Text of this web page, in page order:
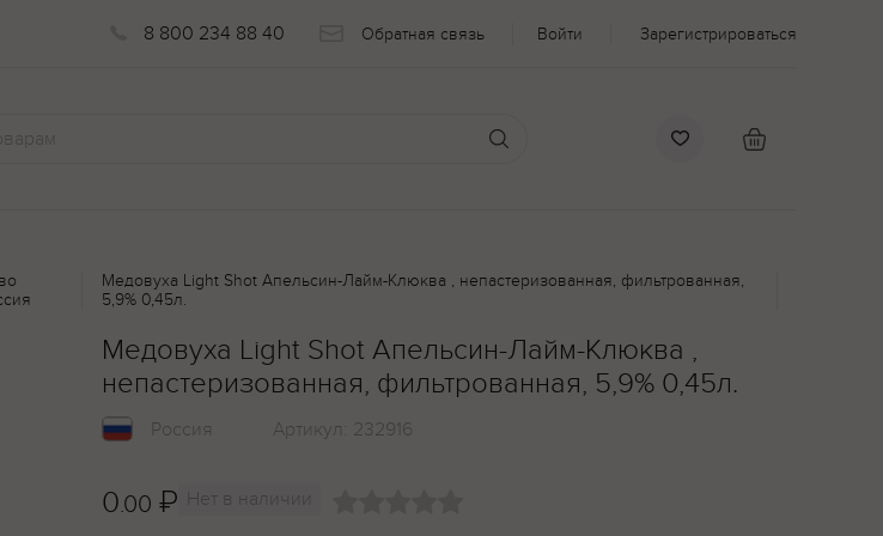
8 800 234 88 40 Обратная связь Войти Зарегистрироваться
Медовуха Light Shot Апельсин-Лайм-Клюква , непастеризованная, фильтрованная,
5,9% 0,45л.
Медовуха Light Shot Апельсин-Лайм-Клюква ,
непастеризованная, фильтрованная, 5,9% 0,45л.
Россия Артикул: 232916
0.00 ₽ Нет в наличии